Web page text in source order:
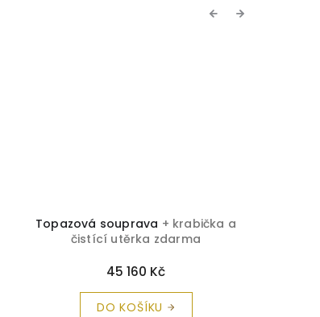
Previous
Topazová souprava + krabička a
čistící utěrka zdarma
45 160 Kč
DO KOŠÍKU
Next